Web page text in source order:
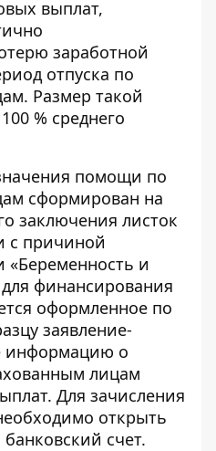
выплат,
заработной
отпуска по
Размер такой
% среднего
помощи по
сформирован на
заключения листок
с причиной
«Беременность и
финансирования
оформленное по
заявление-
информацию о
лицам
Для зачисления
открыть
счет.